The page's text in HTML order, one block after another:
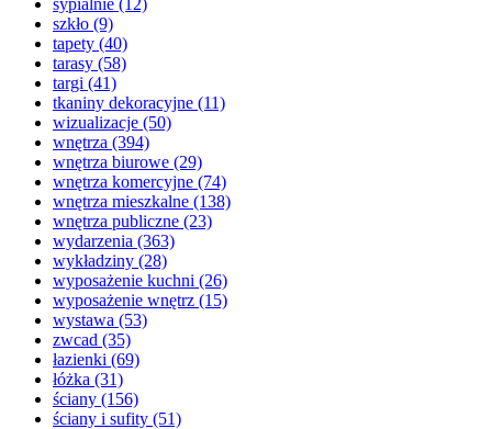
szkło (9)
tapety (40)
tarasy (58)
targi (41)
tkaniny dekoracyjne (11)
wizualizacje (50)
wnętrza (394)
wnętrza biurowe (29)
wnętrza komercyjne (74)
wnętrza mieszkalne (138)
wnętrza publiczne (23)
wydarzenia (363)
wykładziny (28)
wyposażenie kuchni (26)
wyposażenie wnętrz (15)
wystawa (53)
zwcad (35)
łazienki (69)
łóżka (31)
ściany (156)
ściany i sufity (51)